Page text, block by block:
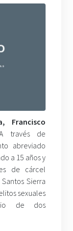
Francisco
través de
abreviado
a 15 años y
de cárcel
Sierra
sexuales
de dos